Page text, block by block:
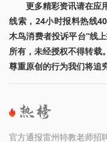
更多精彩资讯请在应
线索，24小时报料热线
木鸟消费者投诉平台”线
所有，未经授权不得转
尊重原创的行为我们将追
官方通报雷州特教老师招